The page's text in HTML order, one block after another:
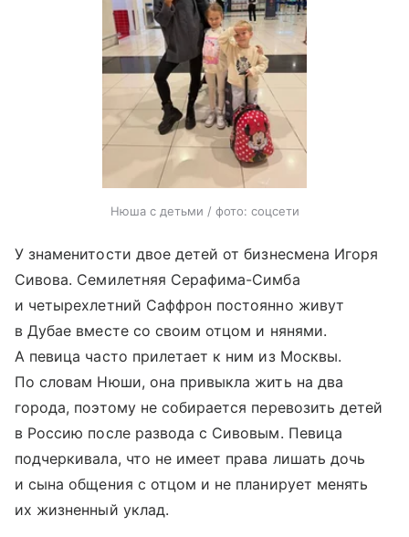
Нюша с детьми / фото: соцсети
У знаменитости двое детей от бизнесмена Игоря
Сивова. Семилетняя Серафима-Симба
и четырехлетний Саффрон постоянно живут
в Дубае вместе со своим отцом и нянями.
А певица часто прилетает к ним из Москвы.
По словам Нюши, она привыкла жить на два
города, поэтому не собирается перевозить детей
в Россию после развода с Сивовым. Певица
подчеркивала, что не имеет права лишать дочь
и сына общения с отцом и не планирует менять
их жизненный уклад.